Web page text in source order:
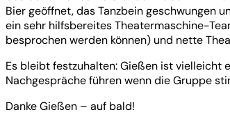
Bier geöffnet, das Tanzbein geschwungen
ein sehr hilfsbereites Theatermaschine-
besprochen werden können) und nette
Es bleibt festzuhalten: Gießen ist vielleicht
Nachgespräche führen wenn die Gruppe
Danke Gießen – auf bald!